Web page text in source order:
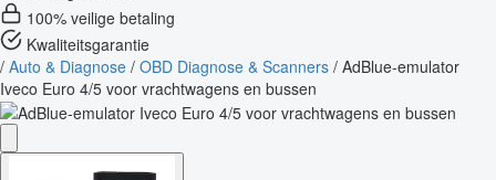
100% veilige betaling
Kwaliteitsgarantie
/ Auto & Diagnose / OBD Diagnose & Scanners / AdBlue-emulator
Iveco Euro 4/5 voor vrachtwagens en bussen